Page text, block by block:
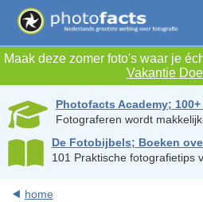
Maak deze zomer foto's waar je
Vakantie
Photofacts Academy;
Fotograferen wordt
De Fotobijbels; Boeken
101 Praktische fotografietips
home